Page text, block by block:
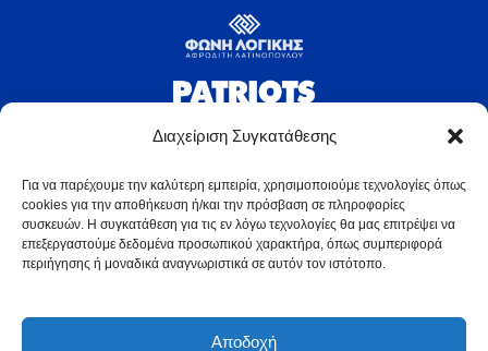
Διαχείριση Συγκατάθεσης
Για να παρέχουμε την καλύτερη εμπειρία, χρησιμοποιούμε τεχνολογίες όπως
cookies για την αποθήκευση ή/και την πρόσβαση σε πληροφορίες
συσκευών. Η συγκατάθεση για τις εν λόγω τεχνολογίες θα μας επιτρέψει να
επεξεργαστούμε δεδομένα προσωπικού χαρακτήρα, όπως συμπεριφορά
περιήγησης ή μοναδικά αναγνωριστικά σε αυτόν τον ιστότοπο.
Αποδοχή